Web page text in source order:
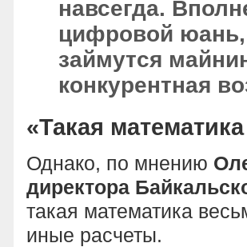
навсегда.
цифровой юань,
займутся
конкурентная
«Такая
Однако, по мнению
директора
такая математика
иные расчеты.